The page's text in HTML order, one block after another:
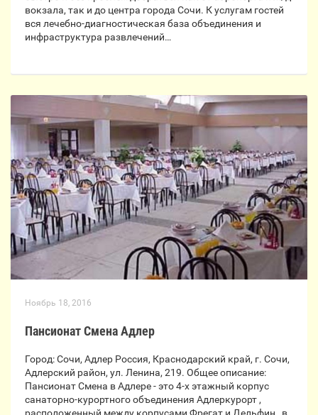
вокзала, так и до центра города Сочи. К услугам гостей
вся лечебно-диагностическая база объединения и
инфраструктура развлечений…
Ноябрь 18, 2016
Пансионат Смена Адлер
Город: Сочи, Адлер Россия, Краснодарский край, г. Сочи,
Адлерский район, ул. Ленина, 219. Общее описание:
Пансионат Смена в Адлере - это 4-х этажный корпус
санаторно-курортного объединения Адлеркурорт ,